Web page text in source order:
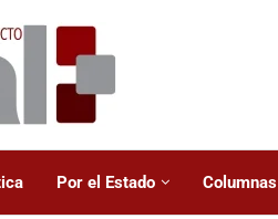
Por el Estado Columnas